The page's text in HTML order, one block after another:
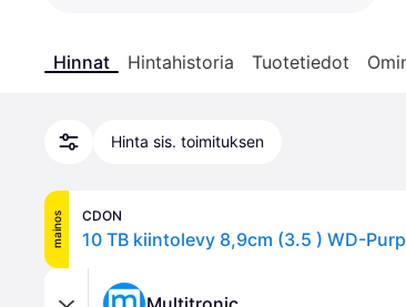
Hinnat Hintahistoria Tuotetiedot
Hinta sis. toimituksen
mainos CDON